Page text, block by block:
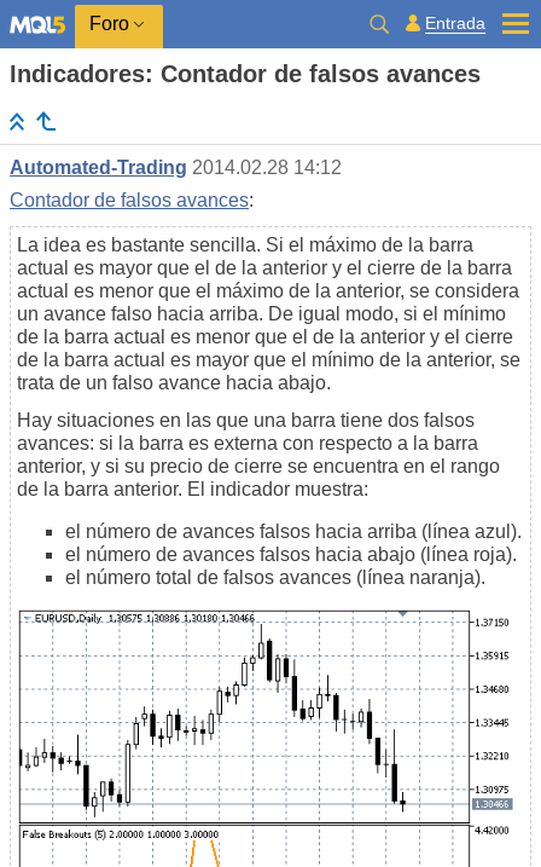
Foro Entrada
Indicadores: Contador de falsos avances
Automated-Trading 2014.02.28 14:12
Contador de falsos avances:
La idea es bastante sencilla. Si el máximo de la barra
actual es mayor que el de la anterior y el cierre de la barra
actual es menor que el máximo de la anterior, se considera
un avance falso hacia arriba. De igual modo, si el mínimo
de la barra actual es menor que el de la anterior y el cierre
de la barra actual es mayor que el mínimo de la anterior, se
trata de un falso avance hacia abajo.
Hay situaciones en las que una barra tiene dos falsos
avances: si la barra es externa con respecto a la barra
anterior, y si su precio de cierre se encuentra en el rango
de la barra anterior. El indicador muestra:
el número de avances falsos hacia arriba (línea azul).
el número de avances falsos hacia abajo (línea roja).
el número total de falsos avances (línea naranja).